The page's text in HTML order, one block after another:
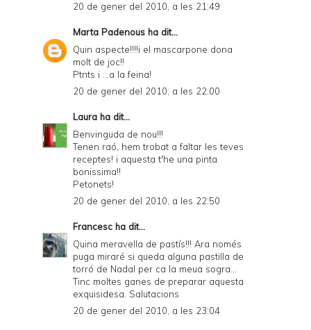
20 de gener del 2010, a les 21:49
Marta Padenous ha dit...
Quin aspecte!!!!i el mascarpone dona
molt de joc!!
Ptnts i ...a la feina!
20 de gener del 2010, a les 22:00
Laura ha dit...
Benvinguda de nou!!!
Tenen raó, hem trobat a faltar les teves
receptes! i aquesta t'he una pinta
bonissima!!
Petonets!
20 de gener del 2010, a les 22:50
Francesc ha dit...
Quina meravella de pastís!!! Ara només
puga miraré si queda alguna pastilla de
torró de Nadal per ca la meua sogra...
Tinc moltes ganes de preparar aquesta
exquisidesa. Salutacions
20 de gener del 2010, a les 23:04